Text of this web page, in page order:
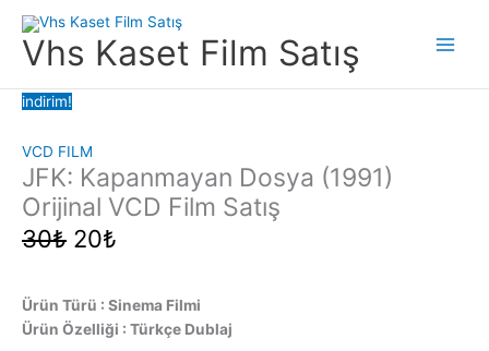
atlaVhs Kaset Film Satış
indirim!
VCD FILM
JFK: Kapanmayan Dosya (1991)
Orijinal VCD Film Satış
30₺ Orijinal
20₺
20₺.
Ürün Türü : Sinema Filmi
Ürün Özelliği : Türkçe Dublaj